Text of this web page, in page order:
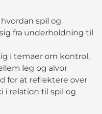
spil og
fra underholdning til
i temaer om kontrol,
leg og alvor
for at reflektere over
i relation til spil og